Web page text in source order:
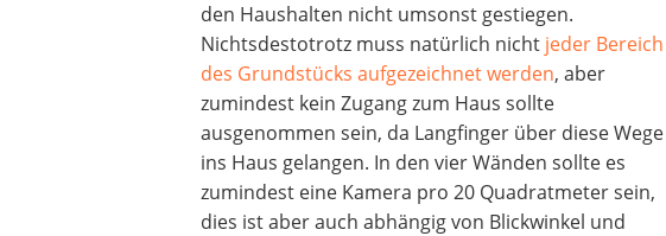
Video-Türsprechanlage
den Haushalten nicht umsonst gestiegen.
Nichtsdestotrotz muss natürlich nicht jeder Bereich
des Grundstücks aufgezeichnet werden, aber
zumindest kein Zugang zum Haus sollte
ausgenommen sein, da Langfinger über diese Wege
ins Haus gelangen. In den vier Wänden sollte es
zumindest eine Kamera pro 20 Quadratmeter sein,
dies ist aber auch abhängig von Blickwinkel und